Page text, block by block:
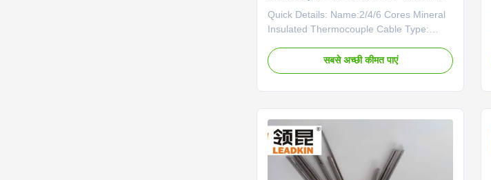
NiSi
Quick Details: Name:2/4/6 Cores Mineral
Insulated Thermocouple Cable Type:
NiCrSi-NiSi), NiCr-Konstantan Sheath
material: SS321(SS304),
pickling clean armored cable Ultra-high
density: nuclear grade 2500mg/cm3 Thick
wall thick wire: 40% thicker than the
standard of IEC and GB Solution heat
सबसे अच्छी कीमत पाएं